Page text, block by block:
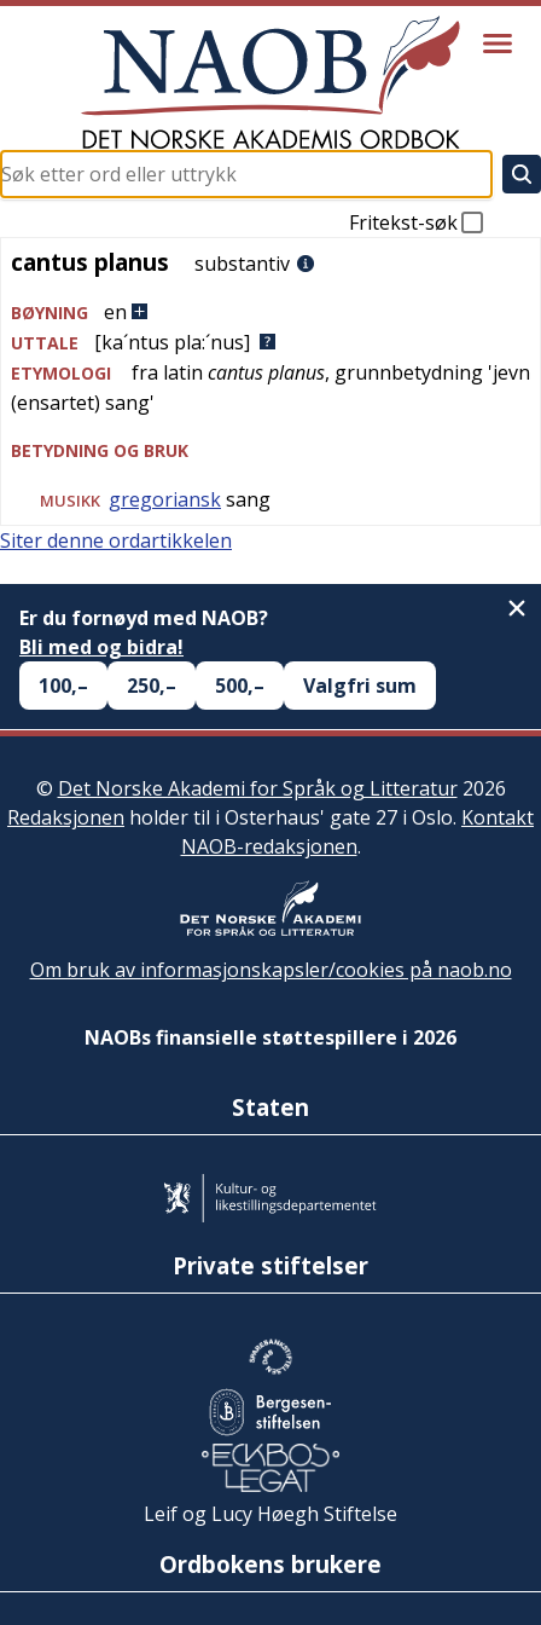
Fritekst-søk
cantus planus
cantus planus substantiv
BØYNING en
UTTALE [ka´ntus pla:´nus]
ETYMOLOGI fra latin cantus planus, grunnbetydning 'jevn
(ensartet) sang'
BETYDNING OG BRUK
MUSIKK gregoriansksang
Siter denne ordartikkelen
Er du fornøyd med NAOB?
Bli med og bidra!
100,–
250,– 500,– Valgfri sum
© Det Norske Akademi for Språk og Litteratur2026
Redaksjonen holder til i Osterhaus' gate 27 i Oslo. Kontakt
NAOB-redaksjonen.
Om bruk av informasjonskapsler/cookies på naob.no
NAOBs finansielle støttespillere i 2026
Staten
Private stiftelser
Leif og Lucy Høegh Stiftelse
Ordbokens brukere